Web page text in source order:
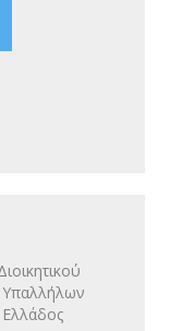
Ελλάδος